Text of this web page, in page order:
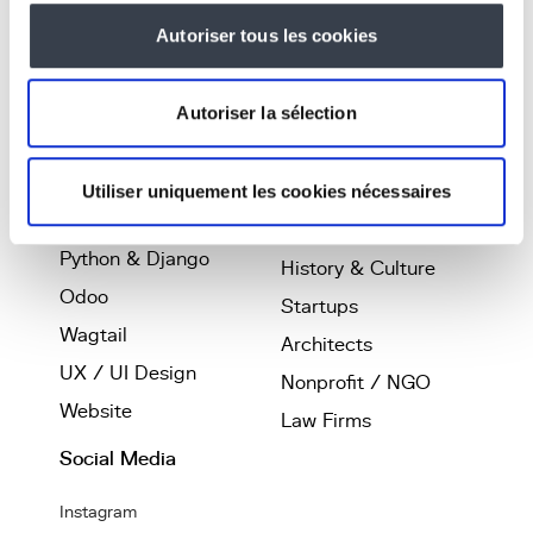
Autoriser tous les cookies
Autoriser la sélection
Utiliser uniquement les cookies nécessaires
Business platforms
Development
Artificial Intelligence
Web App / SaaS
Python & Django
Odoo
Wagtail
UX / UI Design
Website
Industries
Real Estate
Coliving
Smartliving
Printing
Telecom
History & Culture
Startups
Architects
Nonprofit / NGO
Law Firms
Social Media
Instagram